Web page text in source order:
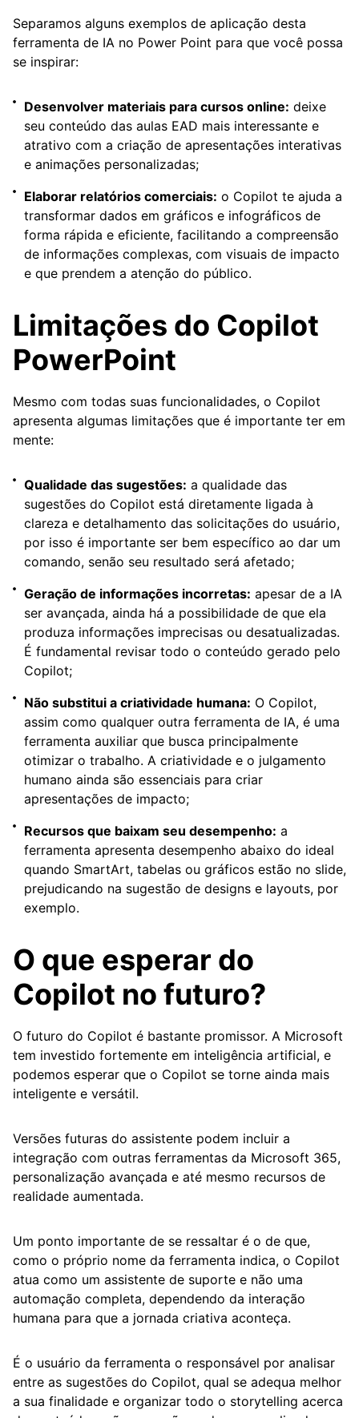
Separamos alguns exemplos de aplicação desta
ferramenta de IA no Power Point para que você possa
se inspirar:
Desenvolver materiais para cursos online: deixe
seu conteúdo das aulas EAD mais interessante e
atrativo com a criação de apresentações interativas
e animações personalizadas;
Elaborar relatórios comerciais: o Copilot te ajuda a
transformar dados em gráficos e infográficos de
forma rápida e eficiente, facilitando a compreensão
de informações complexas, com visuais de impacto
e que prendem a atenção do público.
Limitações do Copilot
PowerPoint
Mesmo com todas suas funcionalidades, o Copilot
apresenta algumas limitações que é importante ter em
mente:
Qualidade das sugestões: a qualidade das
sugestões do Copilot está diretamente ligada à
clareza e detalhamento das solicitações do usuário,
por isso é importante ser bem específico ao dar um
comando, senão seu resultado será afetado;
Geração de informações incorretas: apesar de a IA
ser avançada, ainda há a possibilidade de que ela
produza informações imprecisas ou desatualizadas.
É fundamental revisar todo o conteúdo gerado pelo
Copilot;
Não substitui a criatividade humana: O Copilot,
assim como qualquer outra ferramenta de IA, é uma
ferramenta auxiliar que busca principalmente
otimizar o trabalho. A criatividade e o julgamento
humano ainda são essenciais para criar
apresentações de impacto;
Recursos que baixam seu desempenho: a
ferramenta apresenta desempenho abaixo do ideal
quando SmartArt, tabelas ou gráficos estão no slide,
prejudicando na sugestão de designs e layouts, por
exemplo.
O que esperar do
Copilot no futuro?
O futuro do Copilot é bastante promissor. A Microsoft
tem investido fortemente em inteligência artificial, e
podemos esperar que o Copilot se torne ainda mais
inteligente e versátil.
Versões futuras do assistente podem incluir a
integração com outras ferramentas da Microsoft 365,
personalização avançada e até mesmo recursos de
realidade aumentada.
Um ponto importante de se ressaltar é o de que,
como o próprio nome da ferramenta indica, o Copilot
atua como um assistente de suporte e não uma
automação completa, dependendo da interação
humana para que a jornada criativa aconteça.
É o usuário da ferramenta o responsável por analisar
entre as sugestões do Copilot, qual se adequa melhor
a sua finalidade e organizar todo o storytelling acerca